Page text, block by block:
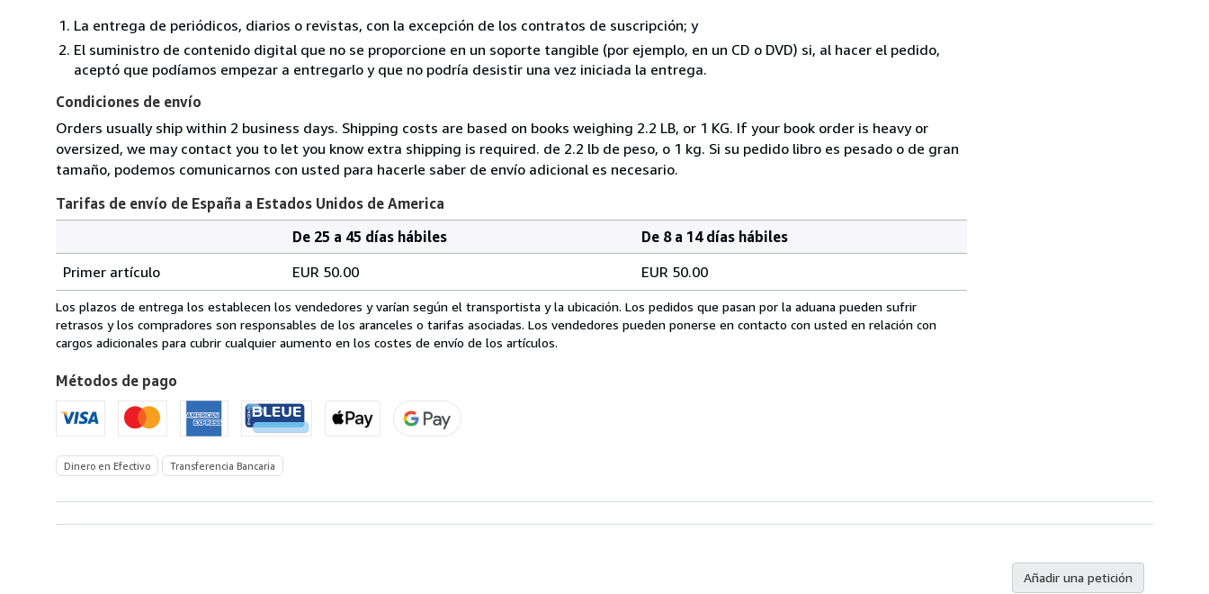
La entrega de periódicos, diarios o revistas, con la excepción de los contratos de suscripción; y
El suministro de contenido digital que no se proporcione en un soporte tangible (por ejemplo, en un CD o DVD) si, al hacer el pedido,
aceptó que podíamos empezar a entregarlo y que no podría desistir una vez iniciada la entrega.
Condiciones de envío
Orders usually ship within 2 business days. Shipping costs are based on books weighing 2.2 LB, or 1 KG. If your book order is heavy or
oversized, we may contact you to let you know extra shipping is required. de 2.2 lb de peso, o 1 kg. Si su pedido libro es pesado o de gran
tamaño, podemos comunicarnos con usted para hacerle saber de envío adicional es necesario.
Tarifas de envío de España a Estados Unidos de America
de
envío
de
España
Estados
Unidos
de
America
pedido
De 25 a 45 días hábiles
De 8 a 14 días hábiles
Primer artículo
EUR 50.00 EUR 50.00
Los plazos de entrega los establecen los vendedores y varían según el transportista y la ubicación. Los pedidos que pasan por la aduana pueden sufrir
retrasos y los compradores son responsables de los aranceles o tarifas asociadas. Los vendedores pueden ponerse en contacto con usted en relación con
cargos adicionales para cubrir cualquier aumento en los costes de envío de los artículos.
Métodos de pago
Dinero en Efectivo Transferencia Bancaria
Añadir una petición